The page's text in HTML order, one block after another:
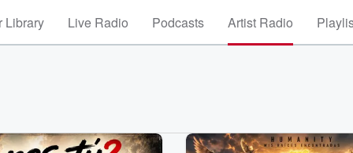
Library Live Radio Podcasts Artist Radio